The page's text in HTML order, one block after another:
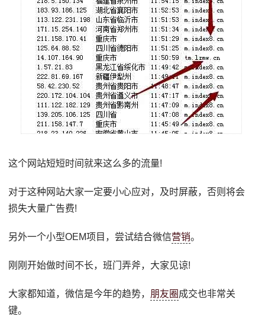
这个网站短短时间就来这么多的流量!
对于这种网站大家一定要小心应对，及时屏蔽，否则将会
损失大量广告费!
另外一个小型OEM项目，尝试结合微信营销。
刚刚开始做时间不长，班门弄斧，大家见谅!
大家都知道，微信是今年的趋势， 朋友圈 成交也非常关
键。